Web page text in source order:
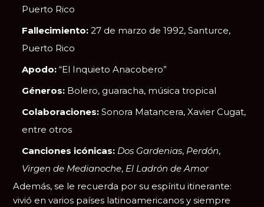
Puerto Rico
Fallecimiento: 27 de marzo de 1992, Santurce,
Puerto Rico
Apodo: “El Inquieto Anacobero”
Géneros: Bolero, guaracha, música tropical
Colaboraciones: Sonora Matancera, Xavier Cugat,
entre otros
Canciones icónicas: Dos Gardenias, Perdón,
Virgen de Medianoche, El Ladrón de Amor
Además, se le recuerda por su espíritu itinerante:
vivió en varios países latinoamericanos y siempre